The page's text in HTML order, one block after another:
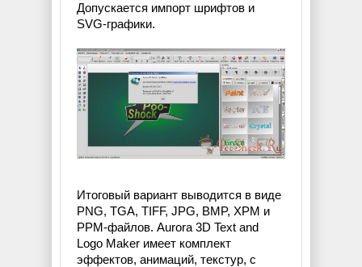
Допускается импорт шрифтов и
SVG-графики.
Итоговый вариант выводится в виде
PNG, TGA, TIFF, JPG, BMP, XPM и
PPM-файлов. Aurora 3D Text and
Logo Maker имеет комплект
эффектов, анимаций, текстур, с